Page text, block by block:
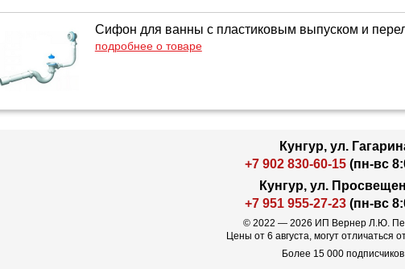
Сифон для ванны с пластиковым выпуском и
подробнее о товаре
Кунгур, ул.
+7 902 830-60-15 (пн-вс
Кунгур, ул.
+7 951 955-27-23 (пн-вс
© 2022 — 2026 ИП Вернер Л.Ю.
Цены от 6 августа, могут отличаться
Более 15 000 подписчиков